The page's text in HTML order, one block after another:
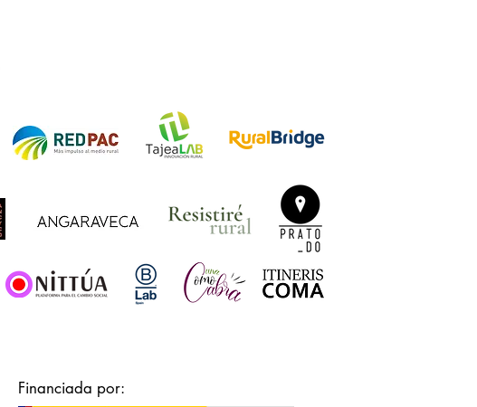
Financiada por: